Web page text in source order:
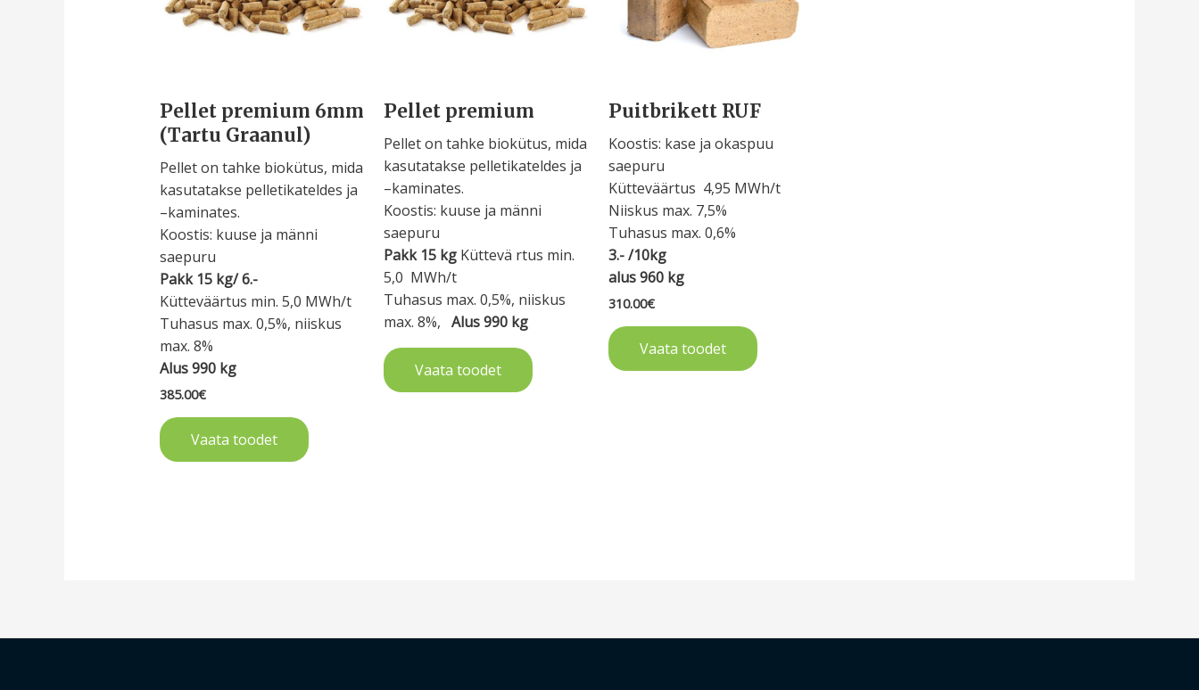
Pellet premium 6mm
(Tartu Graanul)
Pellet on tahke biokütus, mida
kasutatakse pelletikateldes ja
–kaminates.
Koostis: kuuse ja männi
saepuru
Pakk 15 kg/ 6.-
Kütteväärtus min. 5,0 MWh/t
Tuhasus max. 0,5%, niiskus
max. 8%
Alus 990 kg
385.00€
Vaata toodet
Pellet premium
Pellet on tahke biokütus, mida
kasutatakse pelletikateldes ja
–kaminates.
Koostis: kuuse ja männi
saepuru
Pakk 15 kg Küttevä rtus min.
5,0 MWh/t
Tuhasus max. 0,5%, niiskus
max. 8%,Alus 990 kg
Vaata toodet
Puitbrikett RUF
Koostis: kase ja okaspuu
saepuru
Kütteväärtus 4,95 MWh/t
Niiskus max. 7,5%
Tuhasus max. 0,6%
3.- /10kg
alus 960 kg
310.00€
Vaata toodet